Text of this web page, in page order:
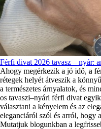
Férfi divat 2026 tavasz – nyár:
Ahogy megérkezik a jó idő, a
rétegek helyét átveszik a
a természetes árnyalatok, és
os tavaszi–nyári férfi divat
választani a kényelem és az
eleganciáról szól és arról, hogy
Mutatjuk blogunkban a